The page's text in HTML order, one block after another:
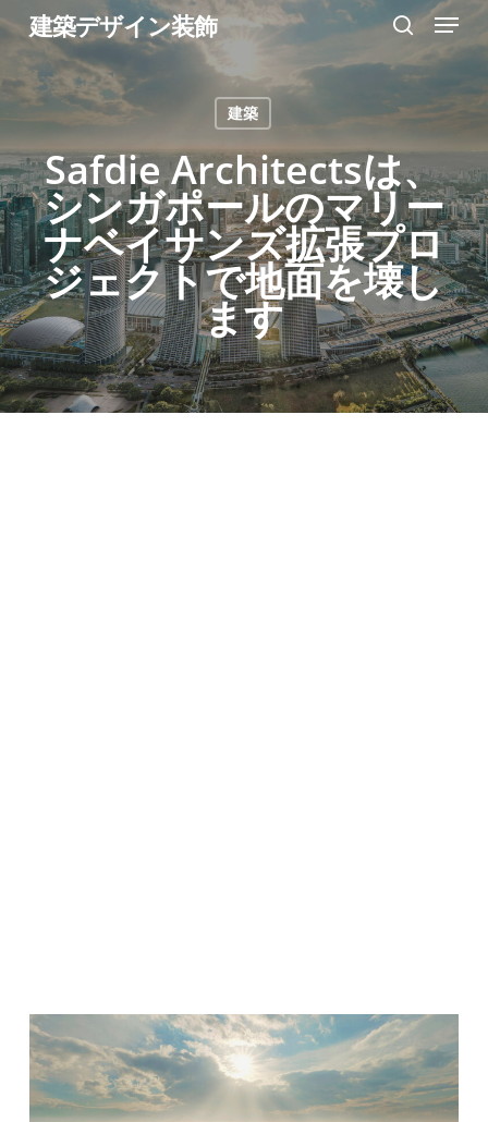
Skip
main
content
建築デザイン装飾
search
Menu
建築
Safdie Architectsは、
シンガポールのマリー
ナベイサンズ拡張プロ
ジェクトで地面を壊し
ます
Close
Menu